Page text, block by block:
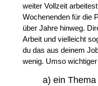
weiter Vollzeit
Wochenenden für die
über Jahre hinweg.
Arbeit und vielleicht
du das aus deinem
wenig. Umso wichtiger
a) ein